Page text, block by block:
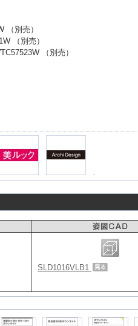
（別売）
（別売）
（別売）
SLD1016VLB1